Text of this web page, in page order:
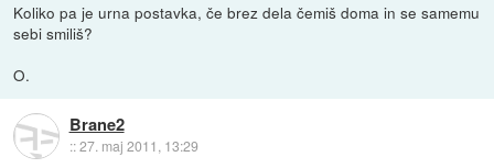
Koliko pa je urna postavka, če brez dela čemiš doma in se samemu
sebi smiliš?
O.
Brane2
::27. maj 2011, 13:29